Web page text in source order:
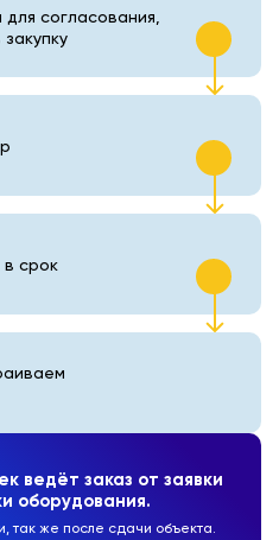
ведёт заказ от заявки
оборудования.
так же после сдачи объекта.
согласования,
срок